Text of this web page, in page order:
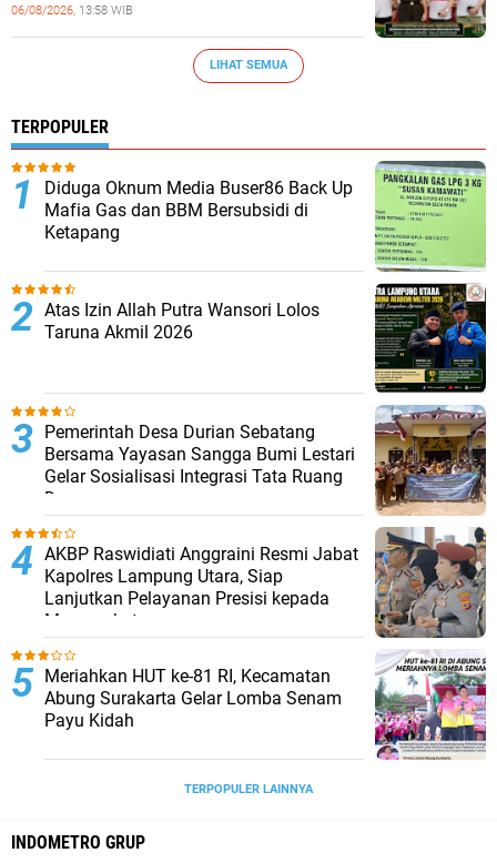
06/08/2026, 13:58 WIB
LIHAT SEMUA
TERPOPULER
Diduga Oknum Media Buser86 Back Up
Mafia Gas dan BBM Bersubsidi di
Ketapang
Atas Izin Allah Putra Wansori Lolos
Taruna Akmil 2026
Pemerintah Desa Durian Sebatang
Bersama Yayasan Sangga Bumi Lestari
Gelar Sosialisasi Integrasi Tata Ruang
Desa
AKBP Raswidiati Anggraini Resmi Jabat
Kapolres Lampung Utara, Siap
Lanjutkan Pelayanan Presisi kepada
Masyarakat
Meriahkan HUT ke-81 RI, Kecamatan
Abung Surakarta Gelar Lomba Senam
Payu Kidah
TERPOPULER LAINNYA
INDOMETRO GRUP